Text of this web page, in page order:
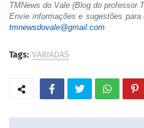
TMNews do Vale (Blog do professor
Envie informações e sugestões
tmnewsdovale@gmail.com
Tags: VARIADAS